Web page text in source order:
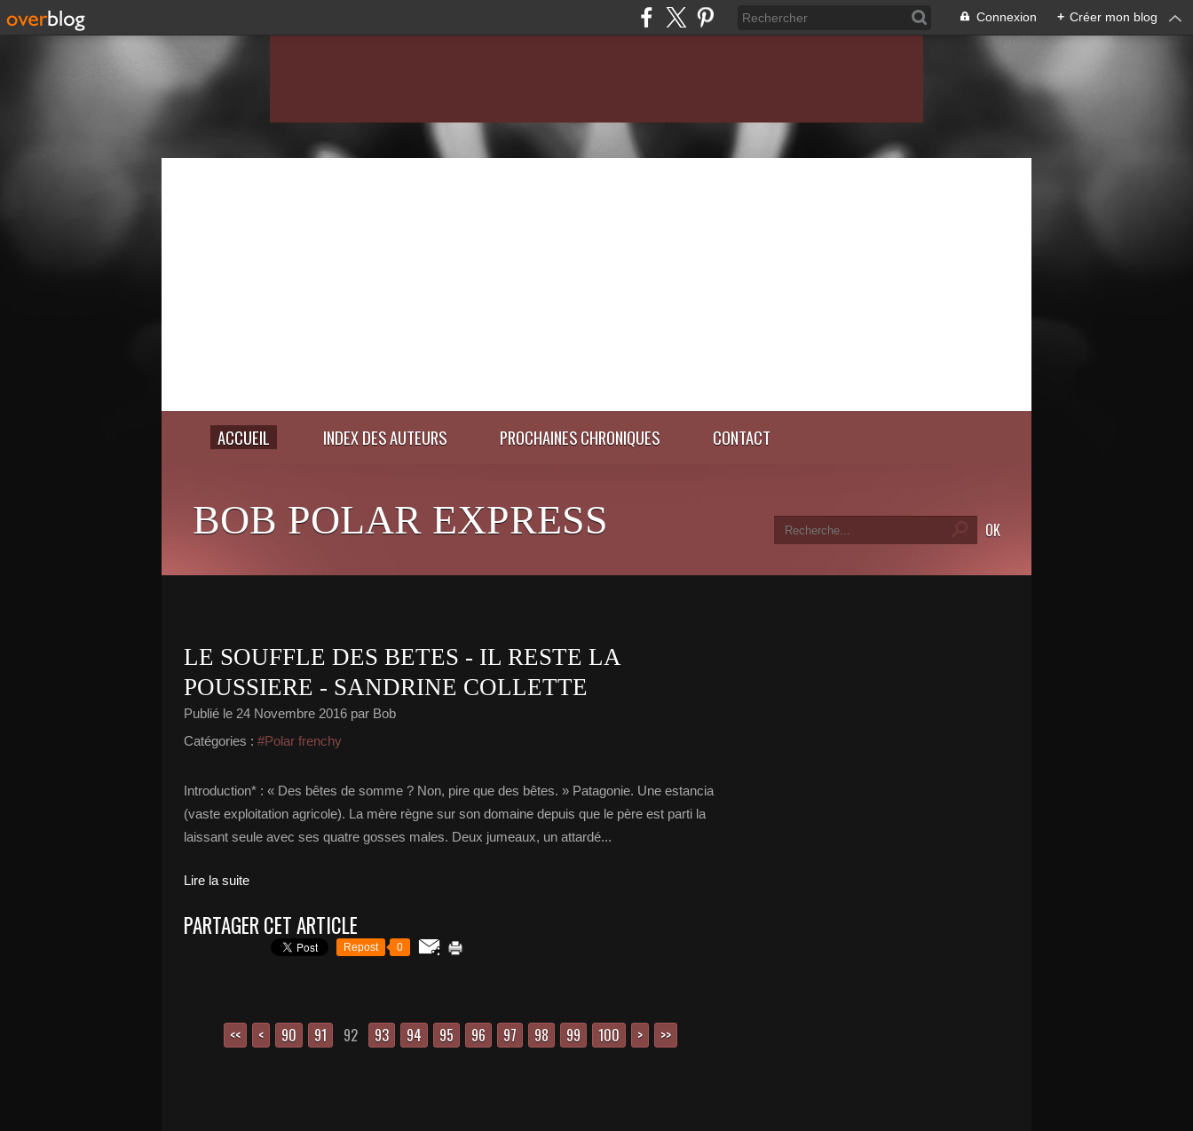
Connexion + Créer mon blog
ACCUEIL INDEX DES AUTEURS PROCHAINES CHRONIQUES CONTACT
BOB POLAR EXPRESS
LE SOUFFLE DES BETES - IL RESTE LA
POUSSIERE - SANDRINE COLLETTE
Publié le 24 Novembre 2016 par Bob
Catégories : #Polar frenchy
Introduction* : « Des bêtes de somme ? Non, pire que des bêtes. » Patagonie. Une estancia
(vaste exploitation agricole). La mère règne sur son domaine depuis que le père est parti la
laissant seule avec ses quatre gosses males. Deux jumeaux, un attardé...
Lire la suite
PARTAGER CET ARTICLE
Repost 0
<< < 10
20
30
40
50
60
70
80
90 91 92 93 94 95 96 97 98 99 100 200
> >>